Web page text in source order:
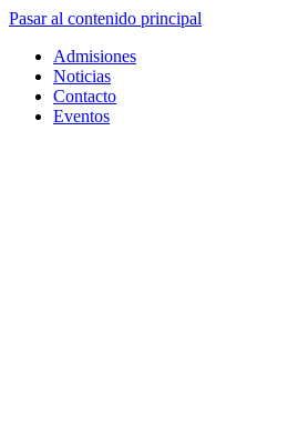
Pasar al contenido principal
Admisiones
Noticias
Contacto
Eventos